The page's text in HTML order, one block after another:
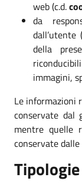
web (c.d.
da
dall’utente
della
immagini,
Le informazioni
conservate dal
mentre quelle
conservate